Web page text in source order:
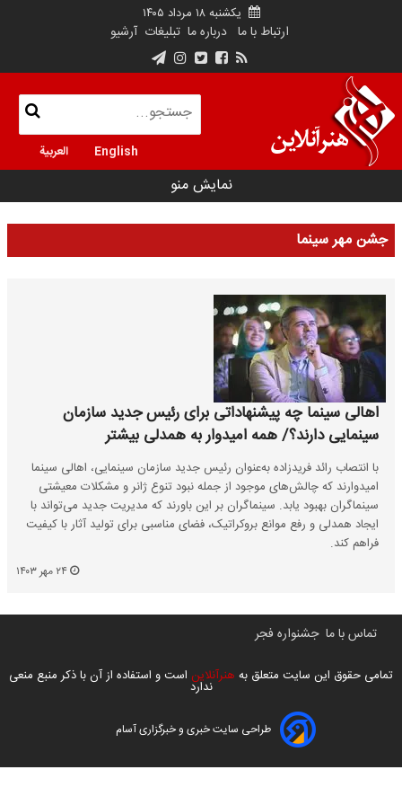
یکشنبه ۱۸ مرداد ۱۴۰۵
ارتباط با ما درباره ما تبلیغات آرشیو
English العربية
نمایش منو
جشن مهر سینما
اهالی سینما چه پیشنهاداتی برای رئیس جدید سازمان
سینمایی دارند؟/ همه امیدوار به همدلی بیشتر
با انتصاب رائد فریدزاده به‌عنوان رئیس جدید سازمان سینمایی، اهالی سینما
امیدوارند که چالش‌های موجود از جمله نبود تنوع ژانر و مشکلات معیشتی
سینماگران بهبود یابد. سینماگران بر این باورند که مدیریت جدید می‌تواند با
ایجاد همدلی و رفع موانع بروکراتیک، فضای مناسبی برای تولید آثار با کیفیت
فراهم کند.
تماس با ما جشنواره فجر
تمامی حقوق این سایت متعلق به هنرآنلاین است و استفاده از آن با ذکر منبع منعی
ندارد
طراحی سایت خبری و خبرگزاری آسام